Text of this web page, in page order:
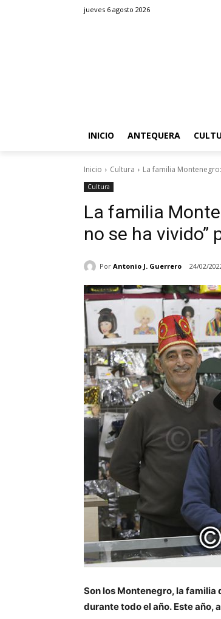
jueves 6 agosto 2026
INICIO ANTEQUERA
Inicio Cultura La familia
Cultura
La familia
no se ha vivido”
Por Antonio J. Guerrero 24/02/
Son los Montenegro, la familia
durante todo el año. Este año,